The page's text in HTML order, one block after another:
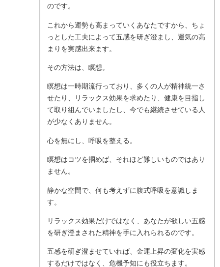
のです。
これから運勢も高まっていくあなたですから、ちょ
っとした工夫によって五感を研ぎ澄まし、運気の高
まりを実感出来ます。
その方法は、瞑想。
瞑想は一時期流行っており、多くの人が精神統一さ
せたり、リラックス効果を求めたり、健康を目指し
て取り組んでいましたし、今でも継続させている人
が少なくありません。
心を無にし、呼吸を整える。
瞑想はコツを掴めば、それほど難しいものではあり
ません。
静かな空間で、何も考えずに腹式呼吸を意識しま
す。
リラックス効果だけではなく、あなたが欲しい五感
を研ぎ澄まされた精神を手に入れられるのです。
五感を研ぎ澄ませていれば、金運上昇の変化を実感
するだけではなく、危機予知にも役立ちます。